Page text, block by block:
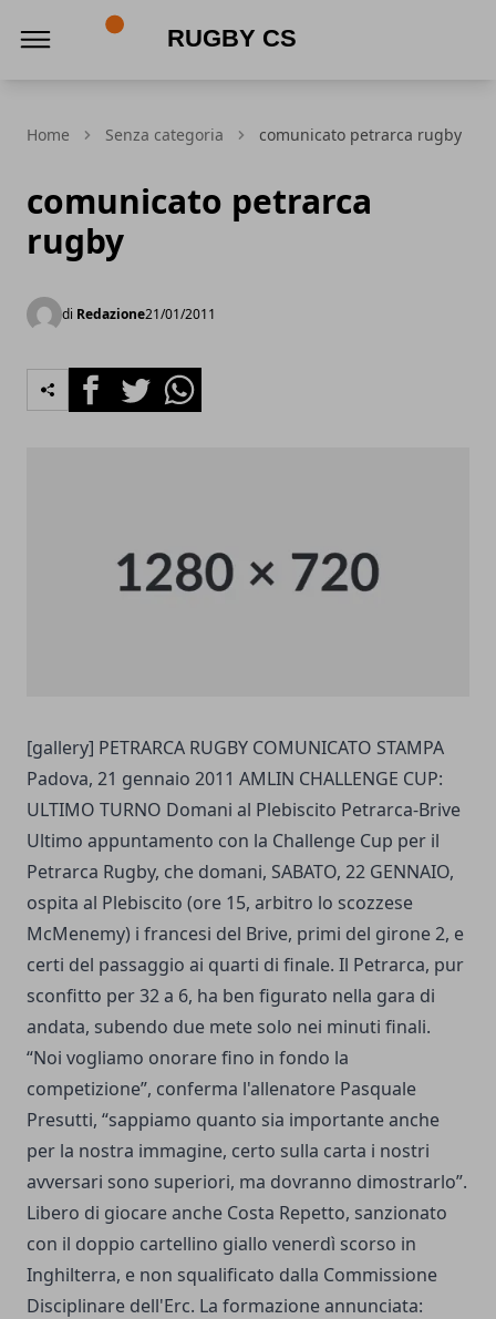
Home Senza categoria comunicato petrarca rugby
comunicato petrarca
rugby
di Redazione21/01/2011
FacebookTwitterWhatsapp
[gallery] PETRARCA RUGBY COMUNICATO STAMPA
Padova, 21 gennaio 2011 AMLIN CHALLENGE CUP:
ULTIMO TURNO Domani al Plebiscito Petrarca-Brive
Ultimo appuntamento con la Challenge Cup per il
Petrarca Rugby, che domani, SABATO, 22 GENNAIO,
ospita al Plebiscito (ore 15, arbitro lo scozzese
McMenemy) i francesi del Brive, primi del girone 2, e
certi del passaggio ai quarti di finale. Il Petrarca, pur
sconfitto per 32 a 6, ha ben figurato nella gara di
andata, subendo due mete solo nei minuti finali.
“Noi vogliamo onorare fino in fondo la
competizione”, conferma l'allenatore Pasquale
Presutti, “sappiamo quanto sia importante anche
per la nostra immagine, certo sulla carta i nostri
avversari sono superiori, ma dovranno dimostrarlo”.
Libero di giocare anche Costa Repetto, sanzionato
con il doppio cartellino giallo venerdì scorso in
Inghilterra, e non squalificato dalla Commissione
Disciplinare dell'Erc. La formazione annunciata: